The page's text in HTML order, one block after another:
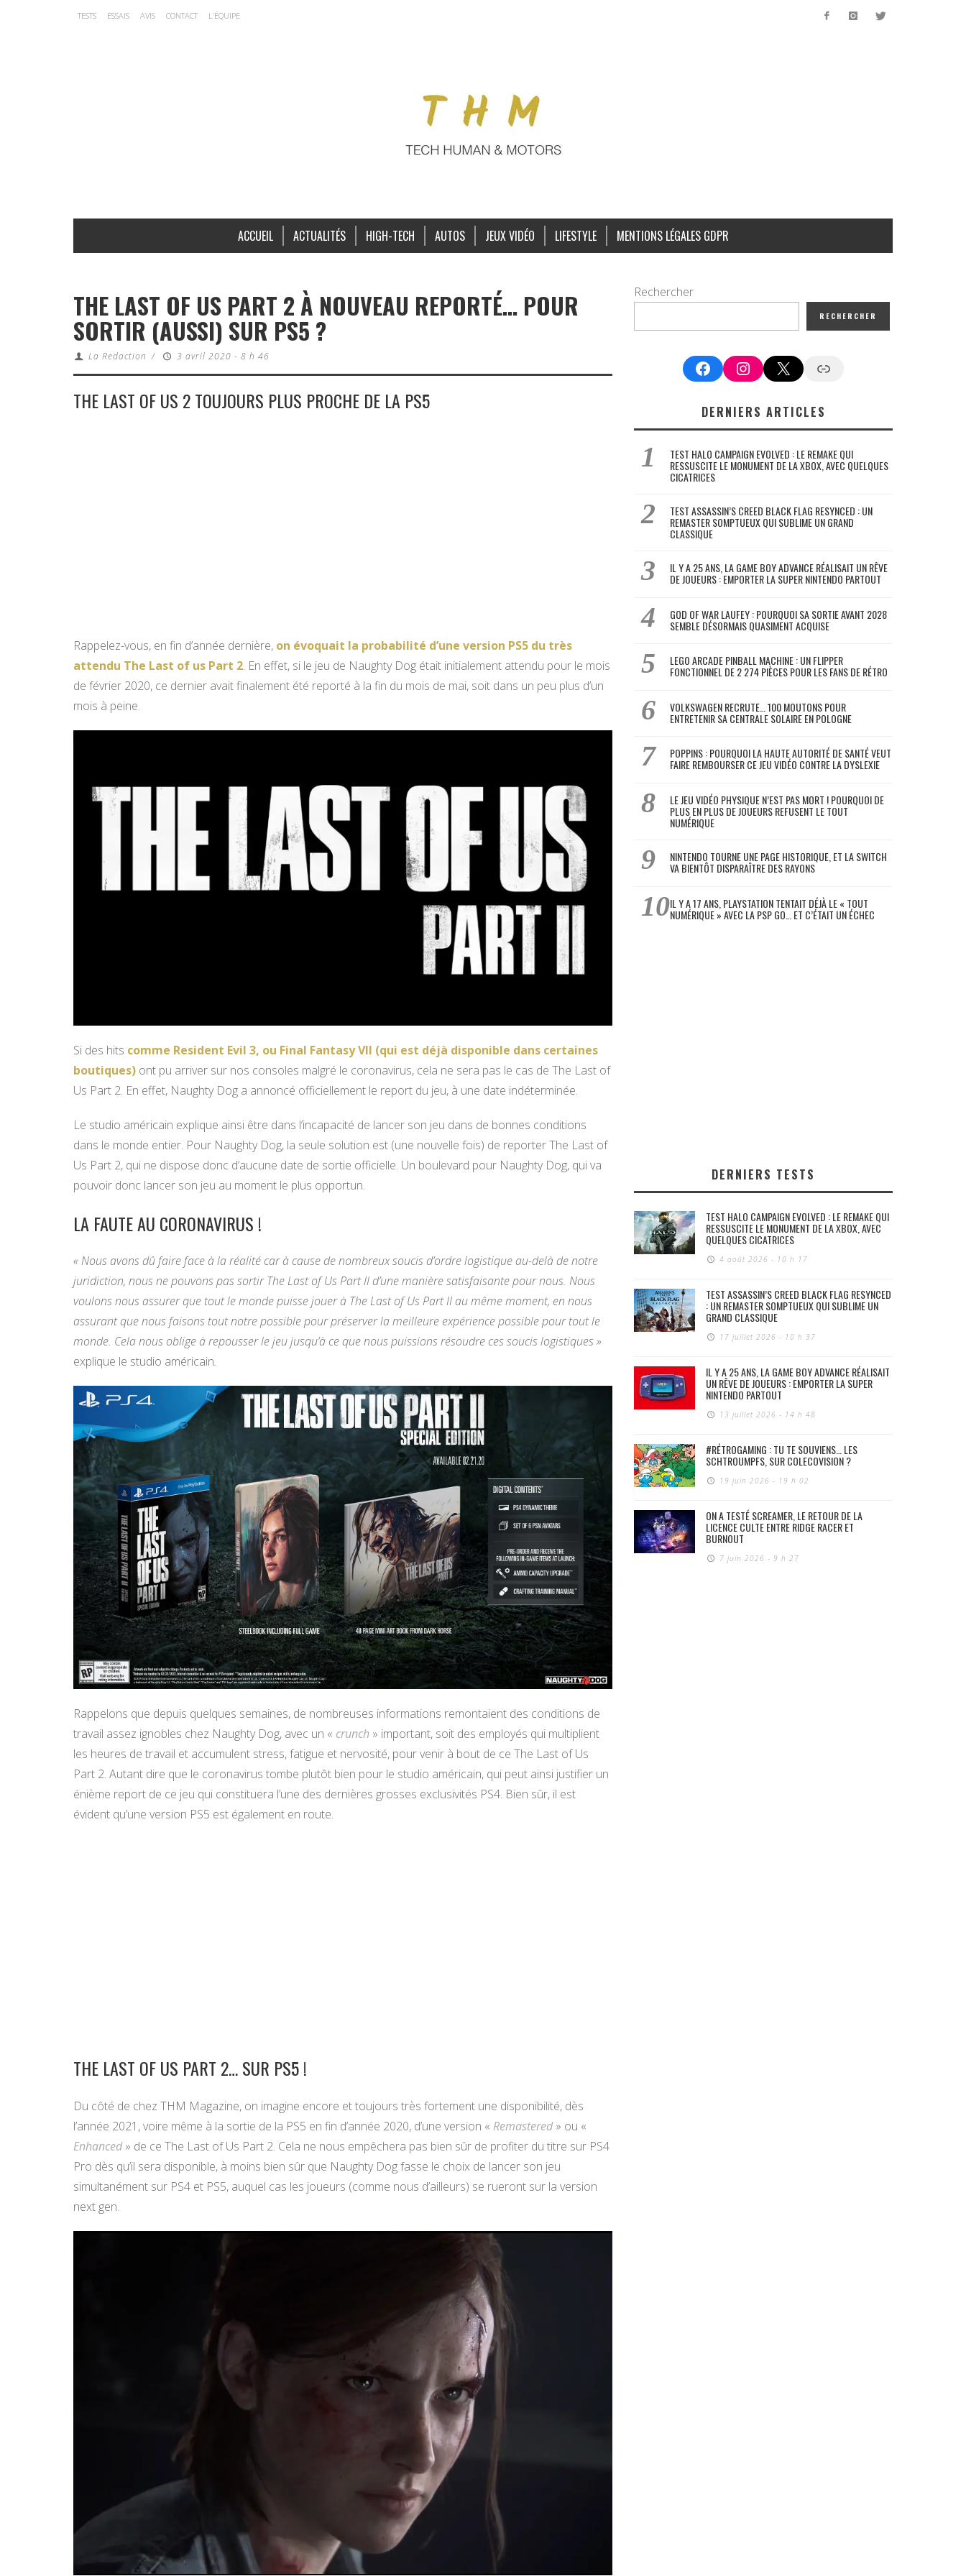
TESTS ESSAIS AVIS CONTACT L’ÉQUIPE
ACCUEIL ACTUALITÉS HIGH-TECH AUTOS JEUX VIDÉO LIFESTYLE MENTIONS LÉGALES GDPR
THE LAST OF US PART 2 À NOUVEAU REPORTÉ… POUR
SORTIR (AUSSI) SUR PS5 ?
La Redaction / 3 avril 2020 - 8 h 46
THE LAST OF US 2 TOUJOURS PLUS PROCHE DE LA PS5
Rappelez-vous, en fin d’année dernière, on évoquait la probabilité d’une version PS5 du très
attendu The Last of us Part 2. En effet, si le jeu de Naughty Dog était initialement attendu pour le mois
de février 2020, ce dernier avait finalement été reporté à la fin du mois de mai, soit dans un peu plus d’un
mois à peine.
Si des hits comme Resident Evil 3, ou Final Fantasy VII (qui est déjà disponible dans certaines
boutiques) ont pu arriver sur nos consoles malgré le coronavirus, cela ne sera pas le cas de The Last of
Us Part 2. En effet, Naughty Dog a annoncé officiellement le report du jeu, à une date indéterminée.
Le studio américain explique ainsi être dans l’incapacité de lancer son jeu dans de bonnes conditions
dans le monde entier. Pour Naughty Dog, la seule solution est (une nouvelle fois) de reporter The Last of
Us Part 2, qui ne dispose donc d’aucune date de sortie officielle. Un boulevard pour Naughty Dog, qui va
pouvoir donc lancer son jeu au moment le plus opportun.
LA FAUTE AU CORONAVIRUS !
« Nous avons dû faire face à la réalité car à cause de nombreux soucis d’ordre logistique au-delà de notre
juridiction, nous ne pouvons pas sortir The Last of Us Part II d’une manière satisfaisante pour nous. Nous
voulons nous assurer que tout le monde puisse jouer à The Last of Us Part II au même moment, en nous
assurant que nous faisons tout notre possible pour préserver la meilleure expérience possible pour tout le
monde. Cela nous oblige à repousser le jeu jusqu’à ce que nous puissions résoudre ces soucis logistiques »
explique le studio américain.
Rappelons que depuis quelques semaines, de nombreuses informations remontaient des conditions de
travail assez ignobles chez Naughty Dog, avec un « crunch » important, soit des employés qui multiplient
les heures de travail et accumulent stress, fatigue et nervosité, pour venir à bout de ce The Last of Us
Part 2. Autant dire que le coronavirus tombe plutôt bien pour le studio américain, qui peut ainsi justifier un
énième report de ce jeu qui constituera l’une des dernières grosses exclusivités PS4. Bien sûr, il est
évident qu’une version PS5 est également en route.
THE LAST OF US PART 2… SUR PS5 !
Du côté de chez THM Magazine, on imagine encore et toujours très fortement une disponibilité, dès
l’année 2021, voire même à la sortie de la PS5 en fin d’année 2020, d’une version « Remastered» ou «
Enhanced» de ce The Last of Us Part 2. Cela ne nous empêchera pas bien sûr de profiter du titre sur PS4
Pro dès qu’il sera disponible, à moins bien sûr que Naughty Dog fasse le choix de lancer son jeu
simultanément sur PS4 et PS5, auquel cas les joueurs (comme nous d’ailleurs) se rueront sur la version
next gen.
Rechercher
RECHERCHER
FacebookInstagram
X Google News
DERNIERS ARTICLES
TEST HALO CAMPAIGN EVOLVED : LE REMAKE QUI
RESSUSCITE LE MONUMENT DE LA XBOX, AVEC QUELQUES
CICATRICES
TEST ASSASSIN’S CREED BLACK FLAG RESYNCED : UN
REMASTER SOMPTUEUX QUI SUBLIME UN GRAND
CLASSIQUE
IL Y A 25 ANS, LA GAME BOY ADVANCE RÉALISAIT UN RÊVE
DE JOUEURS : EMPORTER LA SUPER NINTENDO PARTOUT
GOD OF WAR LAUFEY : POURQUOI SA SORTIE AVANT 2028
SEMBLE DÉSORMAIS QUASIMENT ACQUISE
LEGO ARCADE PINBALL MACHINE : UN FLIPPER
FONCTIONNEL DE 2 274 PIÈCES POUR LES FANS DE RÉTRO
VOLKSWAGEN RECRUTE… 100 MOUTONS POUR
ENTRETENIR SA CENTRALE SOLAIRE EN POLOGNE
POPPINS : POURQUOI LA HAUTE AUTORITÉ DE SANTÉ VEUT
FAIRE REMBOURSER CE JEU VIDÉO CONTRE LA DYSLEXIE
LE JEU VIDÉO PHYSIQUE N’EST PAS MORT ! POURQUOI DE
PLUS EN PLUS DE JOUEURS REFUSENT LE TOUT
NUMÉRIQUE
NINTENDO TOURNE UNE PAGE HISTORIQUE, ET LA SWITCH
VA BIENTÔT DISPARAÎTRE DES RAYONS
IL Y A 17 ANS, PLAYSTATION TENTAIT DÉJÀ LE « TOUT
NUMÉRIQUE » AVEC LA PSP GO… ET C’ÉTAIT UN ÉCHEC
DERNIERS TESTS
TEST HALO CAMPAIGN EVOLVED : LE REMAKE QUI
RESSUSCITE LE MONUMENT DE LA XBOX, AVEC
QUELQUES CICATRICES
4 août 2026 - 10 h 17
TEST ASSASSIN’S CREED BLACK FLAG RESYNCED
: UN REMASTER SOMPTUEUX QUI SUBLIME UN
GRAND CLASSIQUE
17 juillet 2026 - 10 h 37
IL Y A 25 ANS, LA GAME BOY ADVANCE RÉALISAIT
UN RÊVE DE JOUEURS : EMPORTER LA SUPER
NINTENDO PARTOUT
13 juillet 2026 - 14 h 48
#RÉTROGAMING : TU TE SOUVIENS… LES
SCHTROUMPFS, SUR COLECOVISION ?
19 juin 2026 - 19 h 02
ON A TESTÉ SCREAMER, LE RETOUR DE LA
LICENCE CULTE ENTRE RIDGE RACER ET
BURNOUT
7 juin 2026 - 9 h 27